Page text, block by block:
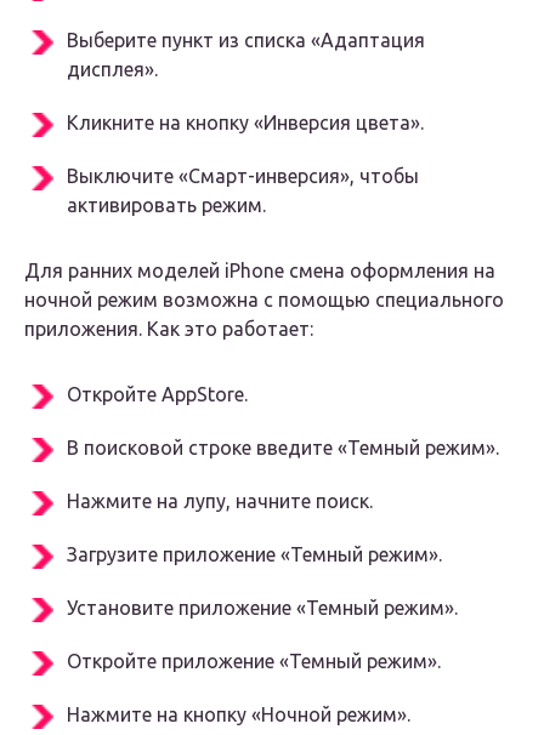
Выберите пункт из списка «Адаптация
дисплея».
Кликните на кнопку «Инверсия цвета».
Выключите «Смарт-инверсия», чтобы
активировать режим.
Для ранних моделей iPhone смена оформления на
ночной режим возможна с помощью специального
приложения. Как это работает:
Откройте AppStore.
В поисковой строке введите «Темный режим».
Нажмите на лупу, начните поиск.
Загрузите приложение «Темный режим».
Установите приложение «Темный режим».
Откройте приложение «Темный режим».
Нажмите на кнопку «Ночной режим».